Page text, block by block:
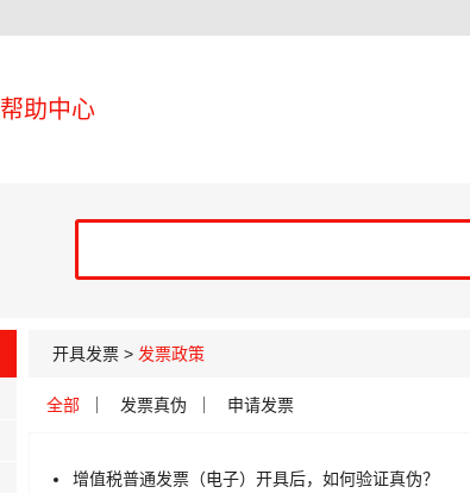
帮助中心
开具发票 > 发票政策
全部 发票真伪 申请发票
增值税普通发票（电子）开具后，如何验证真伪？